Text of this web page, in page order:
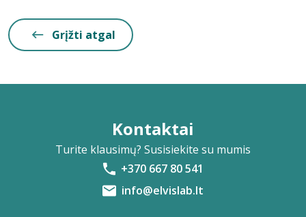
Grįžti atgal
Kontaktai
Turite klausimų? Susisiekite su mumis
+370 667 80 541
info@elvislab.lt